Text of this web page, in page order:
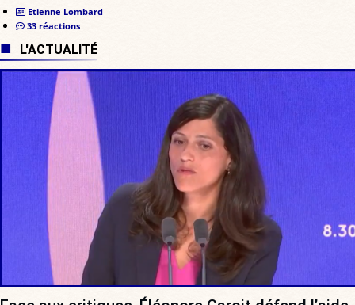
Etienne Lombard
33 réactions
L'ACTUALITÉ